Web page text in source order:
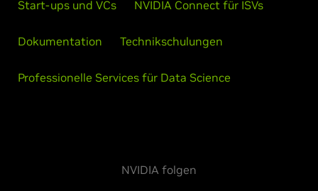
Start-ups und VCs NVIDIA Connect für ISVs
Dokumentation Technikschulungen
Professionelle Services für Data Science
NVIDIA folgen